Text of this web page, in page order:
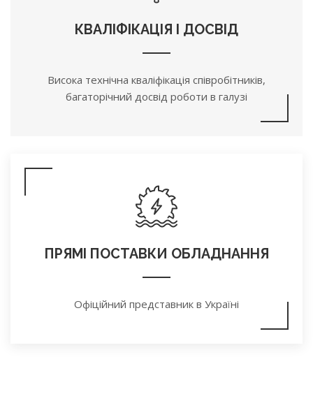
КВАЛІФІКАЦІЯ І ДОСВІД
Висока технічна кваліфікація співробітників,
багаторічний досвід роботи в галузі
ПРЯМІ ПОСТАВКИ ОБЛАДНАННЯ
Офіційний представник в Україні